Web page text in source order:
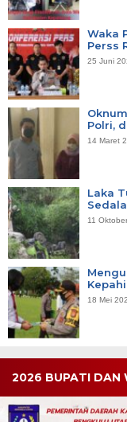
Waka
Perss
25 Juni
Polri,
14 Maret
Laka
11
18 Mei
2026 BUPATI DAN